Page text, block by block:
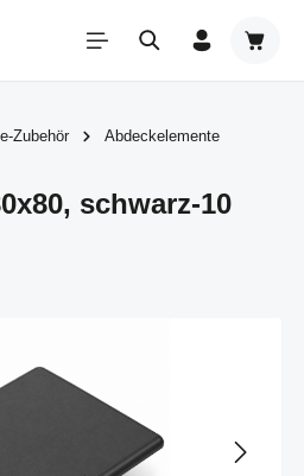
Zubehör Abdeckelemente
schwarz-10